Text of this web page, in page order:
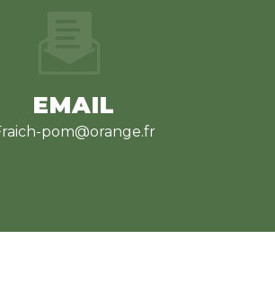
EMAIL
fraich-pom@orange.fr